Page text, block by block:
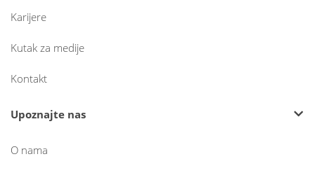
Karijere
Kutak za medije
Kontakt
Upoznajte nas
O nama